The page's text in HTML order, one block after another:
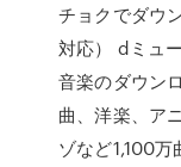
チョクでダウ
対応） dミュ
音楽のダウン
曲、洋楽、ア
ゾなど1,100